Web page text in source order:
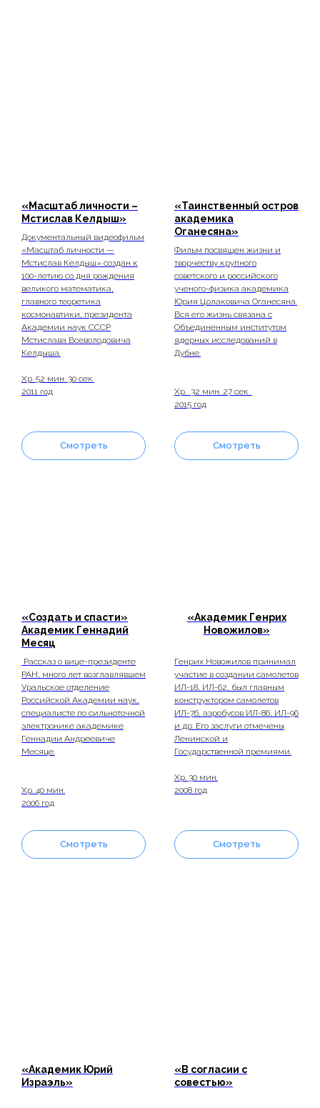
«Масштаб личности –
Мстислав Келдыш»
Документальный видеофильм
«Масштаб личности —
Мстислав Келдыш» создан к
100-летию со дня рождения
великого математика,
главного теоретика
космонавтики, президента
Академии наук СССР
Мстислава Всеволодовича
Келдыша.
Хр. 52 мин. 30 сек.
2011 год
Смотреть
«Таинственный остров
академика
Оганесяна»
Фильм посвящен жизни и
творчеству крупного
советского и российского
ученого-физика академика
Юрия Цолаковича Оганесяна.
Вся его жизнь связана с
Объединенным институтом
ядерных исследований в
Дубне.
Хр. 32 мин. 27 сек.
2015 год
Смотреть
«Создать и спасти»
Академик Геннадий
Месяц
Рассказ о вице-президенте
РАН, много лет возглавлявшем
Уральское отделение
Российской Академии наук,
специалисте по сильноточной
электронике академике
Геннадии Андреевиче
Месяце.
Хр. 40 мин.
2006 год
Смотреть
«Академик Генрих
Новожилов»
Генрих Новожилов принимал
участие в создании самолетов
ИЛ-18, ИЛ-62, был главным
конструктором самолетов
ИЛ-76, аэробусов ИЛ-86, ИЛ-96
и др. Его заслуги отмечены
Ленинской и
Государственной премиями.
Хр. 30 мин.
2008 год
Смотреть
«Академик Юрий
Израэль»
«В согласии с
совестью»